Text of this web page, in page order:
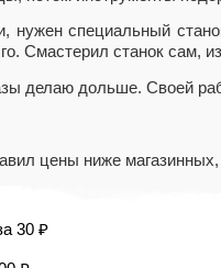
специальный
Смастерил станок сам,
делаю дольше. Своей
цены ниже магазинных,
30 ₽